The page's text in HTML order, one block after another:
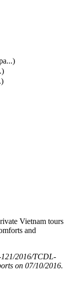
Vietnam tours
and
2016/TCDL-
on 07/10/2016.